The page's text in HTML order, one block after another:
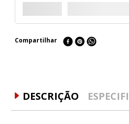
Compartilhar
DESCRIÇÃO